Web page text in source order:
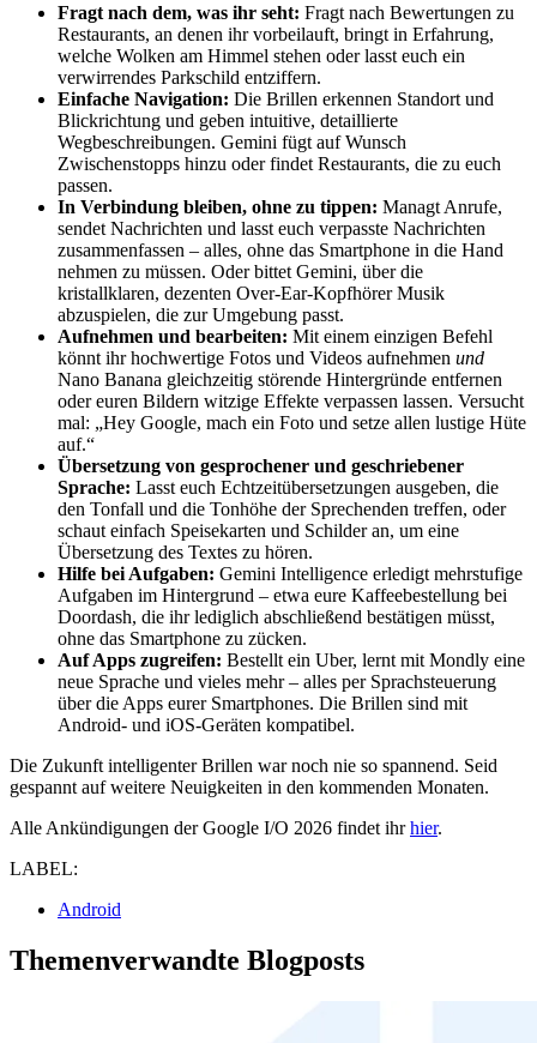
Fragt nach dem, was ihr seht: Fragt nach Bewertungen zu
Restaurants, an denen ihr vorbeilauft, bringt in Erfahrung,
welche Wolken am Himmel stehen oder lasst euch ein
verwirrendes Parkschild entziffern.
Einfache Navigation: Die Brillen erkennen Standort und
Blickrichtung und geben intuitive, detaillierte
Wegbeschreibungen. Gemini fügt auf Wunsch
Zwischenstopps hinzu oder findet Restaurants, die zu euch
passen.
In Verbindung bleiben, ohne zu tippen: Managt Anrufe,
sendet Nachrichten und lasst euch verpasste Nachrichten
zusammenfassen – alles, ohne das Smartphone in die Hand
nehmen zu müssen. Oder bittet Gemini, über die
kristallklaren, dezenten Over‑Ear‑Kopfhörer Musik
abzuspielen, die zur Umgebung passt.
Aufnehmen und bearbeiten: Mit einem einzigen Befehl
könnt ihr hochwertige Fotos und Videos aufnehmen und
Nano Banana gleichzeitig störende Hintergründe entfernen
oder euren Bildern witzige Effekte verpassen lassen. Versucht
mal: „Hey Google, mach ein Foto und setze allen lustige Hüte
auf.“
Übersetzung von gesprochener und geschriebener
Sprache: Lasst euch Echtzeitübersetzungen ausgeben, die
den Tonfall und die Tonhöhe der Sprechenden treffen, oder
schaut einfach Speisekarten und Schilder an, um eine
Übersetzung des Textes zu hören.
Hilfe bei Aufgaben: Gemini Intelligence erledigt mehrstufige
Aufgaben im Hintergrund – etwa eure Kaffeebestellung bei
Doordash, die ihr lediglich abschließend bestätigen müsst,
ohne das Smartphone zu zücken.
Auf Apps zugreifen: Bestellt ein Uber, lernt mit Mondly eine
neue Sprache und vieles mehr – alles per Sprachsteuerung
über die Apps eurer Smartphones. Die Brillen sind mit
Android- und iOS-Geräten kompatibel.
Die Zukunft intelligenter Brillen war noch nie so spannend. Seid
gespannt auf weitere Neuigkeiten in den kommenden Monaten.
Alle Ankündigungen der Google I/O 2026 findet ihrhier.
LABEL:
Android
Themenverwandte Blogposts